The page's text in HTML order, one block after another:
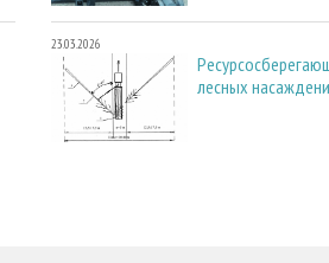
23.03.2026
лесных